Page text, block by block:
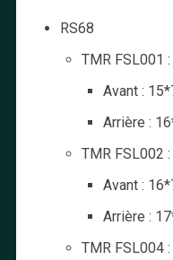
RS68
TMR FSL001
Avant :
Arrière :
TMR FSL002
Avant :
Arrière :
TMR FSL004